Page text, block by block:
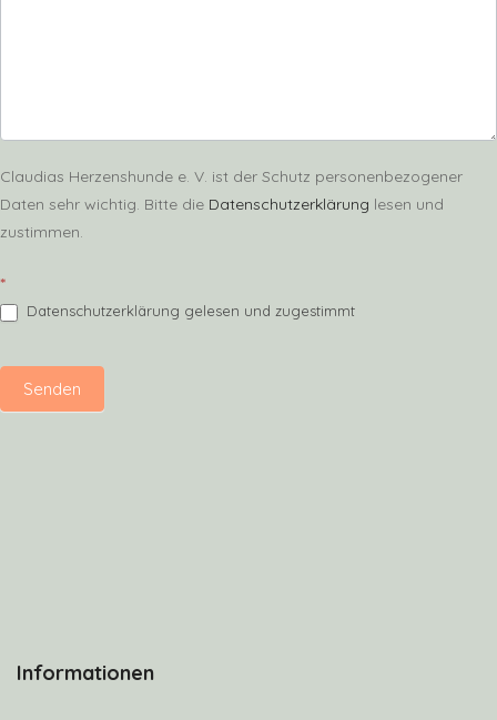
Claudias Herzenshunde e. V. ist der Schutz personenbezogener
Daten sehr wichtig. Bitte die Datenschutzerklärung lesen und
zustimmen.
*
Datenschutzerklärung gelesen und zugestimmt
Senden
Informationen